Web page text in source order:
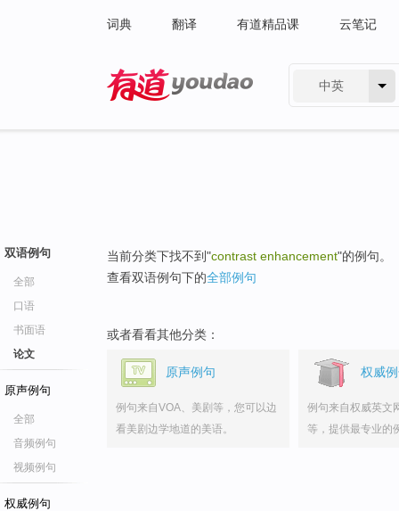
词典 翻译 有道精品课 云笔记
中英
双语例句
全部
口语
书面语
论文
原声例句
全部
音频例句
视频例句
权威例句
当前分类下找不到"contrast enhancement"的例句。
查看双语例句下的全部例句
或者看看其他分类：
原声例句
例句来自VOA、美剧等，您可以边
看美剧边学地道的美语。
权威
例句来自权威英文
等，提供最专业的